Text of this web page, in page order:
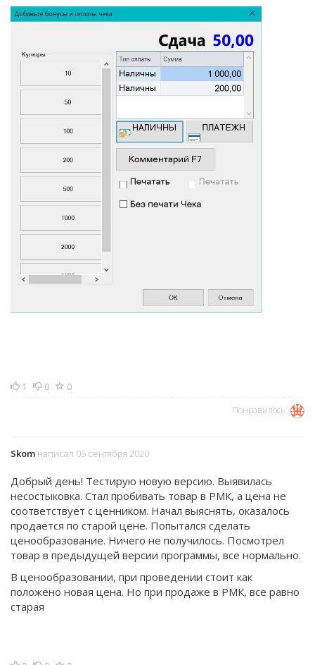
1 0 0
Понравилось
Skom написал 05 сентября 2020
Добрый день! Тестирую новую версию. Выявилась
несостыковка. Стал пробивать товар в РМК, а цена не
соответствует с ценником. Начал выяснять, оказалось
продается по старой цене. Попытался сделать
ценообразование. Ничего не получилось. Посмотрел
товар в предыдущей версии программы, все нормально.
В ценообразовании, при проведении стоит как
положено новая цена. Но при продаже в РМК, все равно
старая